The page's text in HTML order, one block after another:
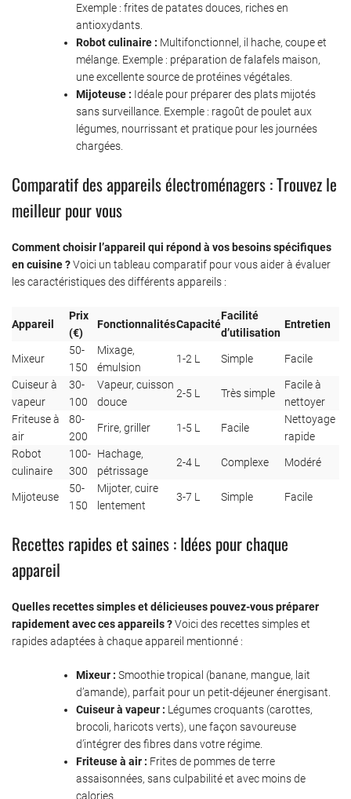
Exemple : frites de patates douces, riches en
antioxydants.
Robot culinaire : Multifonctionnel, il hache, coupe et
mélange. Exemple : préparation de falafels maison,
une excellente source de protéines végétales.
Mijoteuse : Idéale pour préparer des plats mijotés
sans surveillance. Exemple : ragoût de poulet aux
légumes, nourrissant et pratique pour les journées
chargées.
Comparatif des appareils électroménagers : Trouvez le
meilleur pour vous
Comment choisir l’appareil qui répond à vos besoins spécifiques
en cuisine ?Voici un tableau comparatif pour vous aider à évaluer
les caractéristiques des différents appareils :
Appareil
Prix
(€)
FonctionnalitésCapacité
Facilité
d’utilisation
Entretien
Mixeur
50-
150
Mixage,
émulsion
1-2 L Simple Facile
Cuiseur à
vapeur
30-
100
Vapeur, cuisson
douce
2-5 L Très simple
Facile à
nettoyer
Friteuse à
air
80-
200
Frire, griller 1-5 L Facile
Nettoyage
rapide
Robot
culinaire
100-
300
Hachage,
pétrissage
2-4 L Complexe Modéré
Mijoteuse
50-
150
Mijoter, cuire
lentement
3-7 L Simple Facile
Recettes rapides et saines : Idées pour chaque
appareil
Quelles recettes simples et délicieuses pouvez-vous préparer
rapidement avec ces appareils ?Voici des recettes simples et
rapides adaptées à chaque appareil mentionné :
Mixeur : Smoothie tropical (banane, mangue, lait
d’amande), parfait pour un petit-déjeuner énergisant.
Cuiseur à vapeur : Légumes croquants (carottes,
brocoli, haricots verts), une façon savoureuse
d’intégrer des fibres dans votre régime.
Friteuse à air : Frites de pommes de terre
assaisonnées, sans culpabilité et avec moins de
calories.